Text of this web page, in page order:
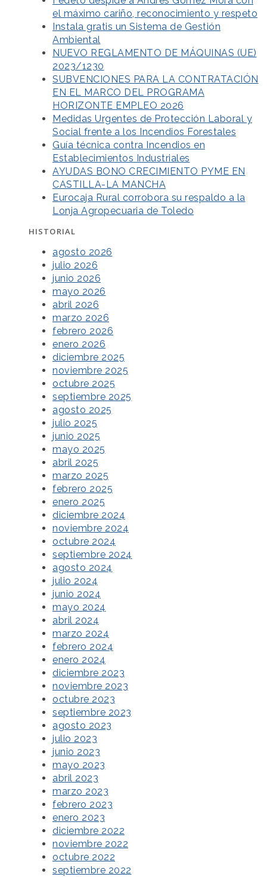
el máximo cariño, reconocimiento y respeto
Instala gratis un Sistema de Gestión
Ambiental
NUEVO REGLAMENTO DE MÁQUINAS (UE)
2023/1230
SUBVENCIONES PARA LA CONTRATACIÓN
EN EL MARCO DEL PROGRAMA
HORIZONTE EMPLEO 2026
Medidas Urgentes de Protección Laboral y
Social frente a los Incendios Forestales
Guía técnica contra Incendios en
Establecimientos Industriales
AYUDAS BONO CRECIMIENTO PYME EN
CASTILLA-LA MANCHA
Eurocaja Rural corrobora su respaldo a la
Lonja Agropecuaria de Toledo
HISTORIAL
agosto 2026
julio 2026
junio 2026
mayo 2026
abril 2026
marzo 2026
febrero 2026
enero 2026
diciembre 2025
noviembre 2025
octubre 2025
septiembre 2025
agosto 2025
julio 2025
junio 2025
mayo 2025
abril 2025
marzo 2025
febrero 2025
enero 2025
diciembre 2024
noviembre 2024
octubre 2024
septiembre 2024
agosto 2024
julio 2024
junio 2024
mayo 2024
abril 2024
marzo 2024
febrero 2024
enero 2024
diciembre 2023
noviembre 2023
octubre 2023
septiembre 2023
agosto 2023
julio 2023
junio 2023
mayo 2023
abril 2023
marzo 2023
febrero 2023
enero 2023
diciembre 2022
noviembre 2022
octubre 2022
septiembre 2022